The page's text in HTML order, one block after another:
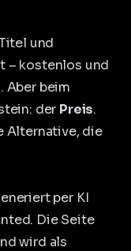
und
– kostenlos und
Aber beim
der Preis.
Alternative, die
per KI
Die Seite
wird als